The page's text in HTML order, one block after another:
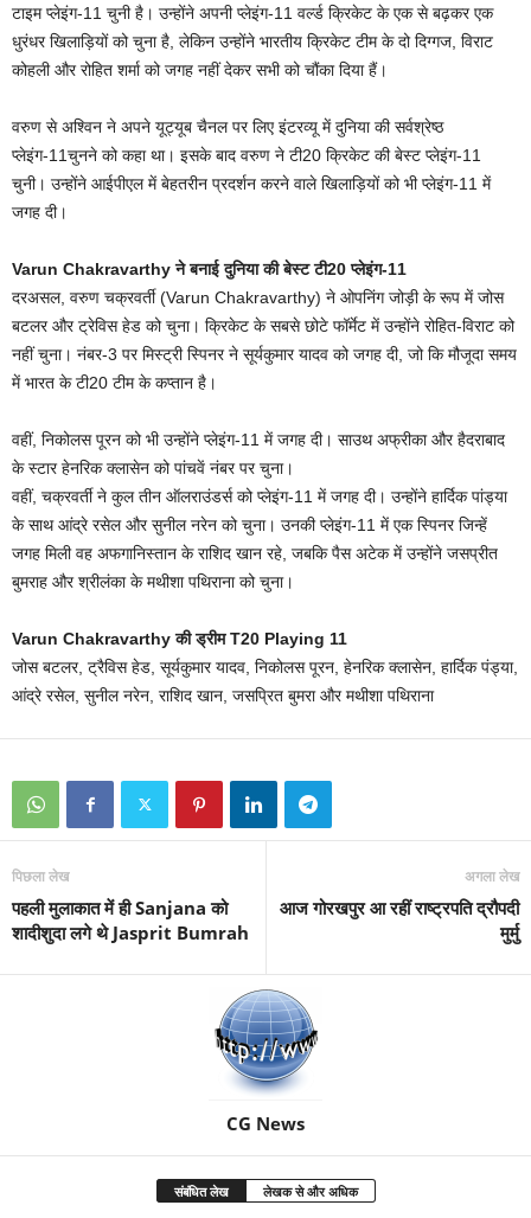
टाइम प्लेइंग-11 चुनी है। उन्होंने अपनी प्लेइंग-11 वर्ल्ड क्रिकेट के एक से बढ़कर एक
धुरंधर खिलाड़ियों को चुना है, लेकिन उन्होंने भारतीय क्रिकेट टीम के दो दिग्गज, विराट
कोहली और रोहित शर्मा को जगह नहीं देकर सभी को चौंका दिया हैं।
वरुण से अश्विन ने अपने यूट्यूब चैनल पर लिए इंटरव्यू में दुनिया की सर्वश्रेष्ठ
प्लेइंग-11चुनने को कहा था। इसके बाद वरुण ने टी20 क्रिकेट की बेस्ट प्लेइंग-11
चुनी। उन्होंने आईपीएल में बेहतरीन प्रदर्शन करने वाले खिलाड़ियों को भी प्लेइंग-11 में
जगह दी।
Varun Chakravarthy ने बनाई दुनिया की बेस्ट टी20 प्लेइंग-11
दरअसल, वरुण चक्रवर्ती (Varun Chakravarthy) ने ओपनिंग जोड़ी के रूप में जोस
बटलर और ट्रेविस हेड को चुना। क्रिकेट के सबसे छोटे फॉर्मेट में उन्होंने रोहित-विराट को
नहीं चुना। नंबर-3 पर मिस्ट्री स्पिनर ने सूर्यकुमार यादव को जगह दी, जो कि मौजूदा समय
में भारत के टी20 टीम के कप्तान है।
वहीं, निकोलस पूरन को भी उन्होंने प्लेइंग-11 में जगह दी। साउथ अफ्रीका और हैदराबाद
के स्टार हेनरिक क्लासेन को पांचवें नंबर पर चुना।
वहीं, चक्रवर्ती ने कुल तीन ऑलराउंडर्स को प्लेइंग-11 में जगह दी। उन्होंने हार्दिक पांड्या
के साथ आंद्रे रसेल और सुनील नरेन को चुना। उनकी प्लेइंग-11 में एक स्पिनर जिन्हें
जगह मिली वह अफगानिस्तान के राशिद खान रहे, जबकि पैस अटेक में उन्होंने जसप्रीत
बुमराह और श्रीलंका के मथीशा पथिराना को चुना।
Varun Chakravarthy की ड्रीम T20 Playing 11
जोस बटलर, ट्रैविस हेड, सूर्यकुमार यादव, निकोलस पूरन, हेनरिक क्लासेन, हार्दिक पंड्या,
आंद्रे रसेल, सुनील नरेन, राशिद खान, जसप्रित बुमरा और मथीशा पथिराना
पिछला लेख
पहली मुलाकात में ही Sanjana को
शादीशुदा लगे थे Jasprit Bumrah
अगला लेख
आज गोरखपुर आ रहीं राष्ट्रपति द्रौपदी
मुर्मु
CG News
संबंधित लेख लेखक से और अधिक